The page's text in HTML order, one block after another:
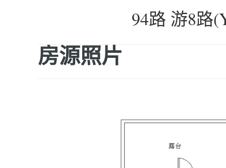
94路 游8路
房源照片